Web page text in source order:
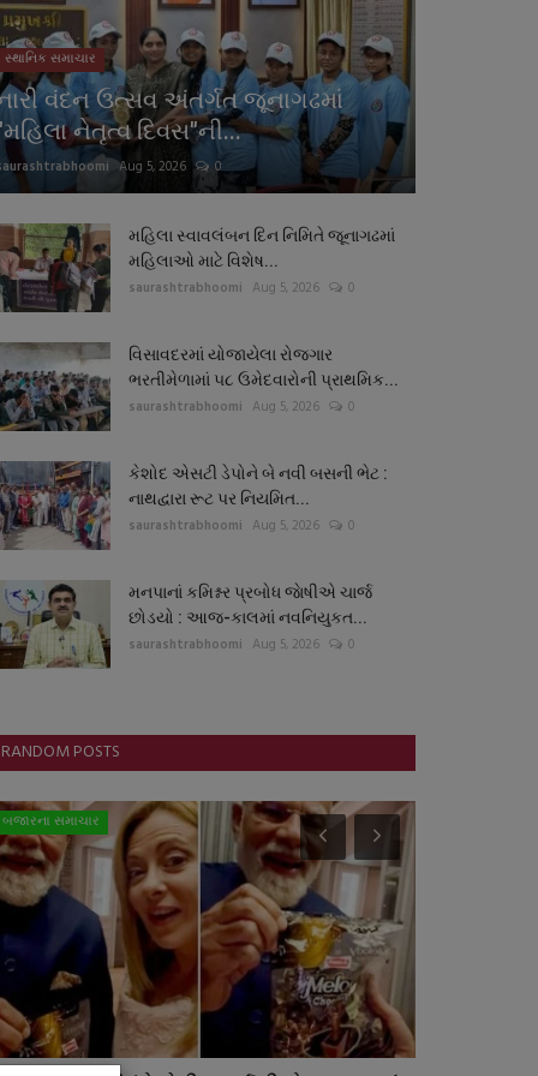
સ્થાનિક સમાચાર
વંદન ઉત્સવ અંતર્ગત જૂનાગઢમાં
નેતૃત્વ દિવસ"ની...
Aug 5, 2026 0
મહિલા સ્વાવલંબન દિન નિમિતે જૂનાગઢમાં
મહિલાઓ માટે વિશેષ...
saurashtrabhoomi Aug 5, 2026 0
વિસાવદરમાં યોજાયેલા રોજગાર
ભરતીમેળામાં ૫૮ ઉમેદવારોની પ્રાથમિક...
saurashtrabhoomi Aug 5, 2026 0
કેશોદ એસટી ડેપોને બે નવી બસની ભેટ :
નાથદ્વારા રૂટ પર નિયમિત...
saurashtrabhoomi Aug 5, 2026 0
મનપાનાં કમિશ્નર પ્રબોધ જાેષીએ ચાર્જ
છોડયો : આજ-કાલમાં નવનિયુકત...
saurashtrabhoomi Aug 5, 2026 0
RANDOM POSTS
બજારના સમાચાર